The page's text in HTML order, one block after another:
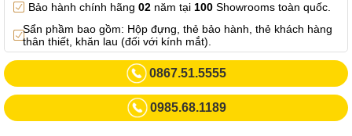
0982.769.887
Showroom 3: Số 87 Trương Định - Hai Bà Trưng - Hà Nội.
0969102552
Số 55 Trần Đăng Ninh – Cầu Giấy – Hà Nội
0963264832
Bảo hành chính hãng 02 năm tại 100 Showrooms toàn quốc.
Sẩn phầm bao gồm: Hộp đựng, thẻ bảo hành, thẻ khách hàng
thân thiết, khăn lau (đối với kính mắt).
0867.51.5555
0985.68.1189